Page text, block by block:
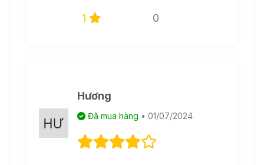
1
0
Hương
Đã mua hàng • 01/07/2024